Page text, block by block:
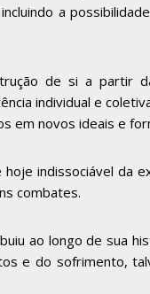
a
de si a partir
individual e
em novos ideais e
indissociável da
combates.
ao longo de sua
e do sofrimento,